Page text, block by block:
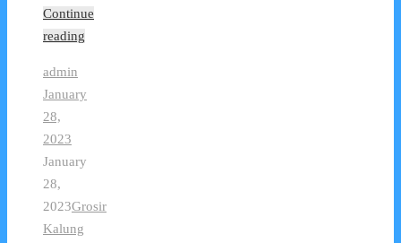
Continue
reading
admin
January
28,
2023
January
28,
2023Grosir
Kalung